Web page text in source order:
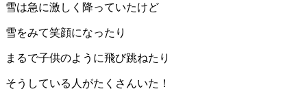
雪は急に激しく降っていたけど
雪をみて笑顔になったり
まるで子供のように飛び跳ねたり
そうしている人がたくさんいた！